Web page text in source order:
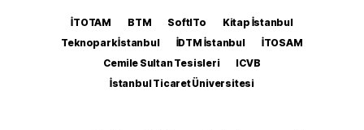
İTOTAM BTM SoftITo
Kitap İstanbul
Teknopark İstanbul
İDTM İstanbul
İTOSAM
Cemile Sultan Tesisleri
ICVB
İstanbul Ticaret Üniversitesi